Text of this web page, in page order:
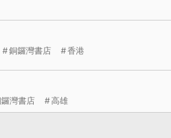
銅鑼灣書店 香港
灣書店 高雄